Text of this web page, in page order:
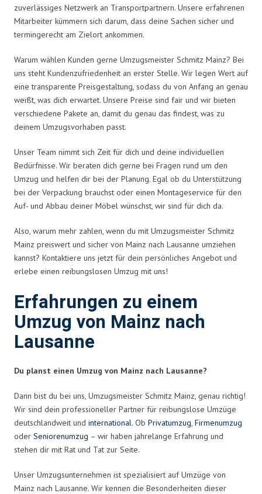
zuverlässiges Netzwerk an Transportpartnern. Unsere erfahrenen
Mitarbeiter kümmern sich darum, dass deine Sachen sicher und
termingerecht am Zielort ankommen.
Warum wählen Kunden gerne Umzugsmeister Schmitz Mainz? Bei
uns steht Kundenzufriedenheit an erster Stelle. Wir legen Wert auf
eine transparente Preisgestaltung, sodass du von Anfang an genau
weißt, was dich erwartet. Unsere Preise sind fair und wir bieten
verschiedene Pakete an, damit du genau das findest, was zu
deinem Umzugsvorhaben passt.
Unser Team nimmt sich Zeit für dich und deine individuellen
Bedürfnisse. Wir beraten dich gerne bei Fragen rund um den
Umzug und helfen dir bei der Planung. Egal ob du Unterstützung
bei der Verpackung brauchst oder einen Montageservice für den
Auf- und Abbau deiner Möbel wünschst, wir sind für dich da.
Also, warum mehr zahlen, wenn du mit Umzugsmeister Schmitz
Mainz preiswert und sicher von Mainz nach Lausanne umziehen
kannst? Kontaktiere uns jetzt für dein persönliches Angebot und
erlebe einen reibungslosen Umzug mit uns!
Erfahrungen zu einem
Umzug von Mainz nach
Lausanne
Du planst einen Umzug von Mainz nach Lausanne?
Dann bist du bei uns, Umzugsmeister Schmitz Mainz, genau richtig!
Wir sind dein professioneller Partner für reibungslose Umzüge
deutschlandweit und international. Ob Privatumzug, Firmenumzug
oder Seniorenumzug – wir haben jahrelange Erfahrung und
stehen dir mit Rat und Tat zur Seite.
Unser Umzugsunternehmen ist spezialisiert auf Umzüge von
Mainz nach Lausanne. Wir kennen die Besonderheiten dieser